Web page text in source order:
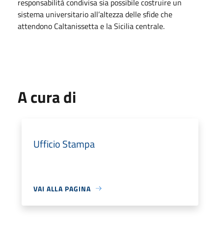
sistema universitario all’altezza delle sfide che
attendono Caltanissetta e la Sicilia centrale.
A cura di
Ufficio Stampa
VAI ALLA PAGINA